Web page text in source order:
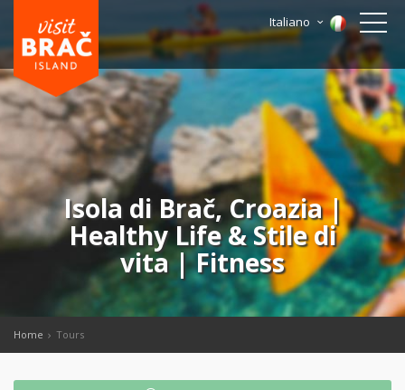
Italiano
Isola di Brač, Croazia |
Healthy Life & Stile di
vita | Fitness
Home Tours